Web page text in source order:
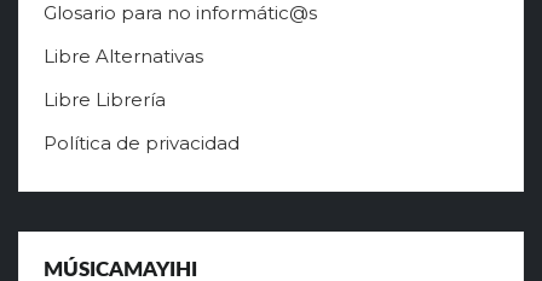
Glosario para no informátic@s
Libre Alternativas
Libre Librería
Política de privacidad
MÚSICAMAYIHI